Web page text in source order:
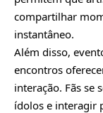
compartilhar
instantâneo.
Além disso,
encontros
interação. Fãs se
ídolos e interagir